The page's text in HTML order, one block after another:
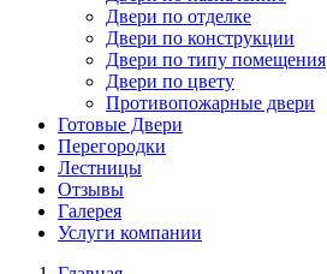
Двери по отделке
Двери по конструкции
Двери по типу помещения
Двери по цвету
Противопожарные двери
Готовые Двери
Перегородки
Лестницы
Отзывы
Галерея
Услуги компании